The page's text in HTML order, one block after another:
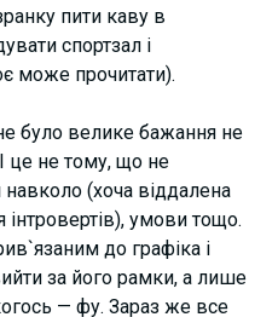
пити каву в
спортзал і
може прочитати).
було велике бажання не
це не тому, що не
(хоча віддалена
умови тощо.
до графіка і
за його рамки, а лише
— фу. Зараз же все